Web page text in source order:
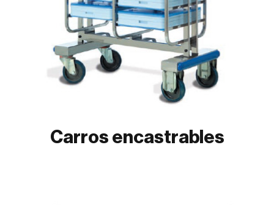
Carros encastrables